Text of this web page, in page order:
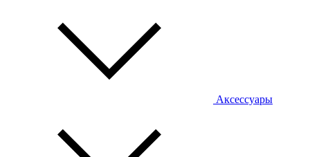
Аксессуары